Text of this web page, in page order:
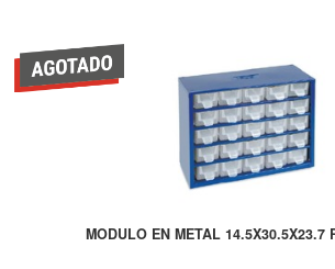
MODULO EN METAL 14.5X30.5X23.7